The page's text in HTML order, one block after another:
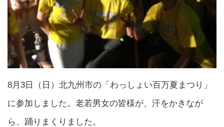
8月3日（日）北九州市の「わっしょい百万夏まつり」
に参加しました。老若男女の皆様が、汗をかきなが
ら、踊りまくりました。